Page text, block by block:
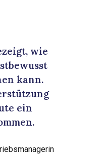
wie
kann.
ein